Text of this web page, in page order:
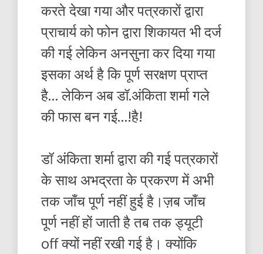
करते देखा गया और पत्रकारों द्वारा
प्राचार्य को फोन द्वारा शिकायत भी दर्ज
की गई लेकिन अनसुना कर दिया गया
इसका अर्थ है कि पूर्ण सरक्षण प्राप्त
है… लेकिन अब डॉ.अंकिता शर्मा गले
की फास बन गई…!है!
डॉ अंकिता शर्मा द्वारा की गई पत्रकारों
के साथ अभद्रता के प्रकरण में अभी
तक जाँच पूर्ण नहीं हुई है।ज़ब जाँच
पूर्ण नहीं हों जाती है तब तक ड्यूटी
off क्यों नहीं रखी गई है। क्योंकि